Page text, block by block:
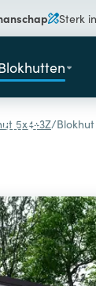
Sterk in
SALE!
5x4+3Z/